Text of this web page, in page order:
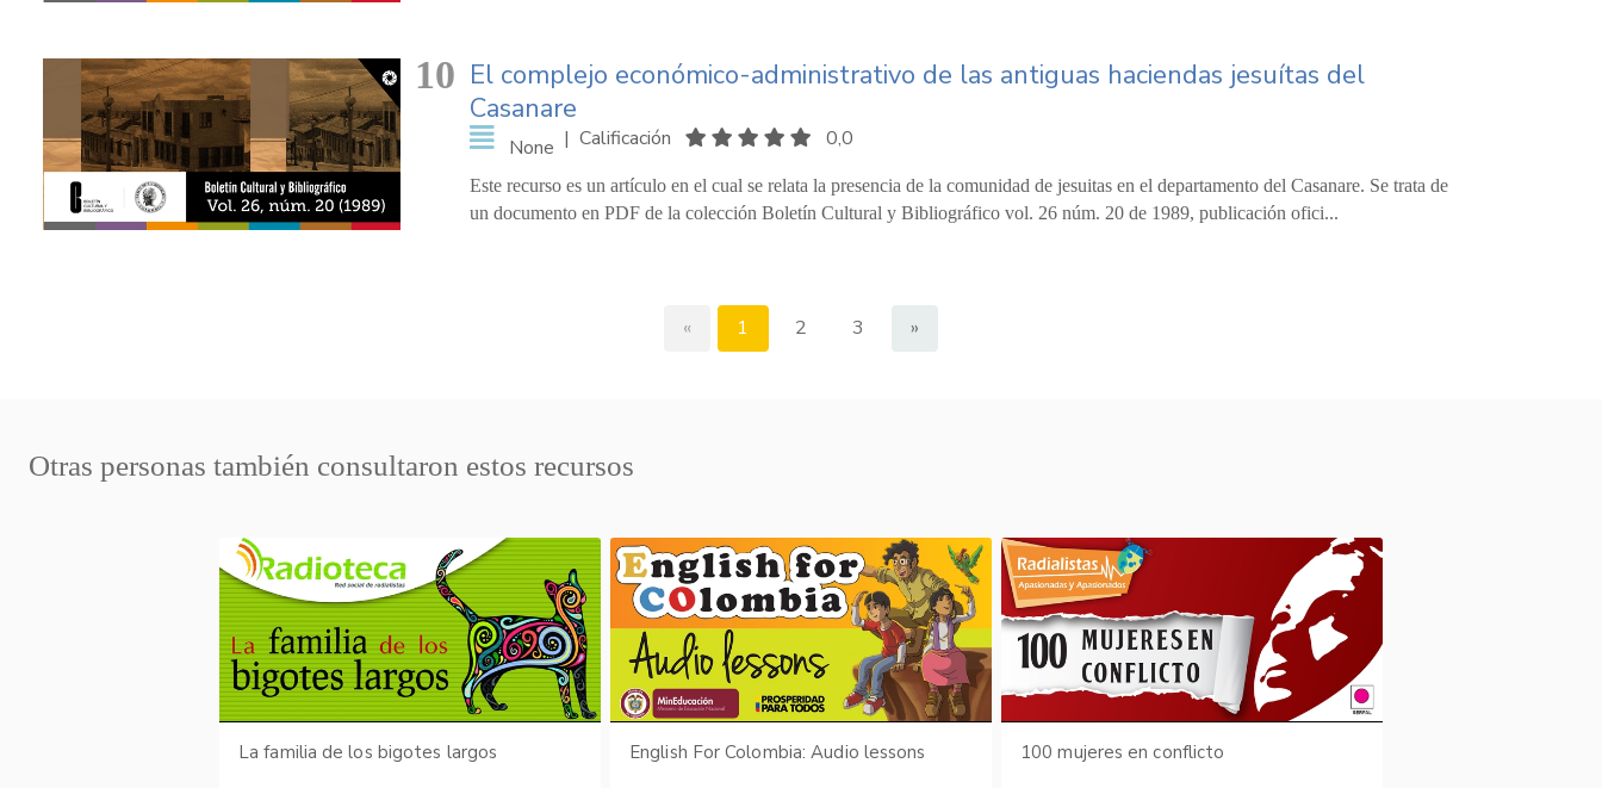
10 El complejo económico-administrativo de las antiguas haciendas jesuítas del
Casanare
None | Calificación 0,0
Este recurso es un artículo en el cual se relata la presencia de la comunidad de jesuitas en el departamento del Casanare. Se trata de
un documento en PDF de la colección Boletín Cultural y Bibliográfico vol. 26 núm. 20 de 1989, publicación ofici...
« 1 2 3 »
Otras personas también consultaron estos recursos
La familia de los bigotes largos English For Colombia: Audio lessons 100 mujeres en conflicto